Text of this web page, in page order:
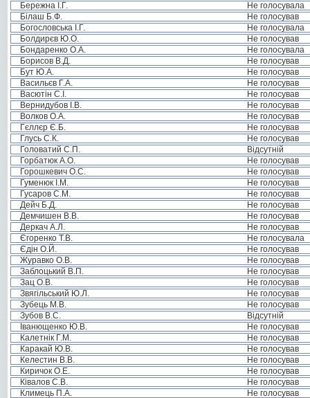
Бережна І.Г.
Не голосувала
Білаш Б.Ф.
Не голосував
Богословська І.Г.
Не голосувала
Болдирєв Ю.О.
Не голосував
Бондаренко О.А.
Не голосувала
Борисов В.Д.
Не голосував
Бут Ю.А.
Не голосував
Васильєв Г.А.
Не голосував
Васютін С.І.
Не голосував
Вернидубов І.В.
Не голосував
Волков О.А.
Не голосував
Гєллєр Є.Б.
Не голосував
Глусь С.К.
Не голосував
Головатий С.П.
Відсутній
Горбатюк А.О.
Не голосував
Горошкевич О.С.
Не голосував
Гуменюк І.М.
Не голосував
Гусаров С.М.
Не голосував
Дейч Б.Д.
Не голосував
Демчишен В.В.
Не голосував
Деркач А.Л.
Не голосував
Єгоренко Т.В.
Не голосувала
Єдін О.Й.
Не голосував
Журавко О.В.
Не голосував
Заблоцький В.П.
Не голосував
Зац О.В.
Не голосував
Звягільський Ю.Л.
Не голосував
Зубець М.В.
Не голосував
Зубов В.С.
Відсутній
Іванющенко Ю.В.
Не голосував
Калетнік Г.М.
Не голосував
Каракай Ю.В.
Не голосував
Келестин В.В.
Не голосував
Киричок О.Е.
Не голосував
Ківалов С.В.
Не голосував
Климець П.А.
Не голосував